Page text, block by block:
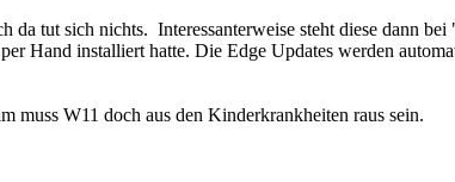
da tut sich nichts. Interessanterweise steht diese dann
Hand installiert hatte. Die Edge Updates werden
muss W11 doch aus den Kinderkrankheiten raus sein.